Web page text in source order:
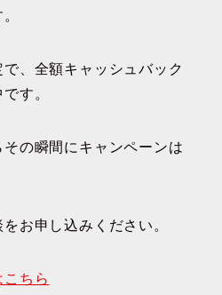
、全額キャッシュバック
す。
の瞬間にキャンペーンは
お申し込みください。
ちら